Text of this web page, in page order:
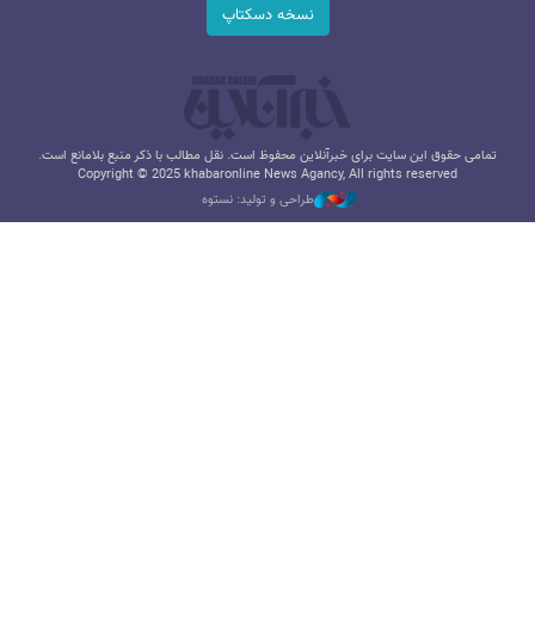
نسخه دسکتاپ
تمامی حقوق این سایت برای خبرآنلاین محفوظ است. نقل مطالب با ذکر منبع بلامانع است.
Copyright © 2025 khabaronline News Agancy, All rights reserved
طراحی و تولید: نستوه